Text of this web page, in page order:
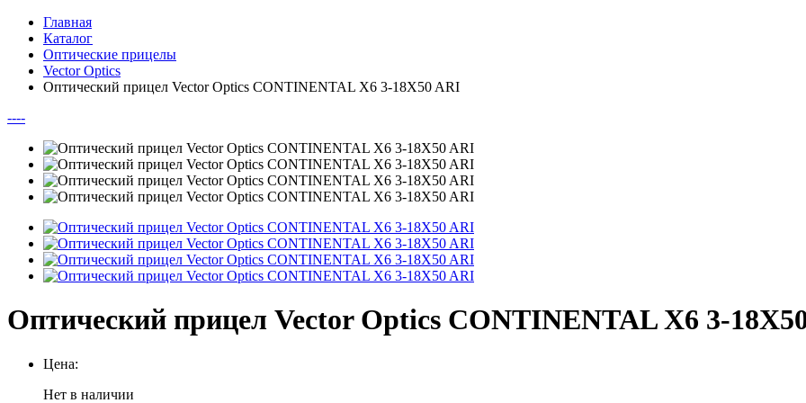
Главная
Каталог
Оптические прицелы
Vector Optics
Оптический прицел Vector Optics CONTINENTAL X6 3-18X50 ARI
----
Оптический прицел Vector Optics CONTINENTAL X6 3-
Цена:
Нет в наличии